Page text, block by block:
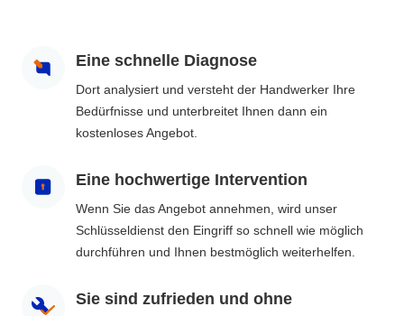
Eine schnelle Diagnose
Dort analysiert und versteht der Handwerker Ihre
Bedürfnisse und unterbreitet Ihnen dann ein
kostenloses Angebot.
Eine hochwertige Intervention
Wenn Sie das Angebot annehmen, wird unser
Schlüsseldienst den Eingriff so schnell wie möglich
durchführen und Ihnen bestmöglich weiterhelfen.
Sie sind zufrieden und ohne